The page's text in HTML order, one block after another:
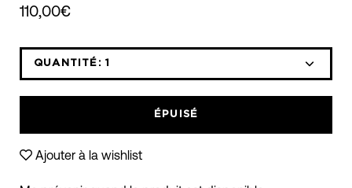
110,00€
QUANTITÉ: 1
ÉPUISÉ
Ajouter à la wishlist